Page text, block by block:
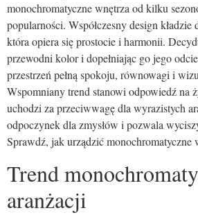
monochromatyczne wnętrza od kilku
popularności. Współczesny design kładzie
która opiera się prostocie i harmonii.
przewodni kolor i dopełniając go jego
przestrzeń pełną spokoju, równowagi i
Wspomniany trend stanowi odpowiedź na
uchodzi za przeciwwagę dla wyrazistych
odpoczynek dla zmysłów i pozwala
Sprawdź, jak urządzić monochromatyczne
Trend
aranżacji